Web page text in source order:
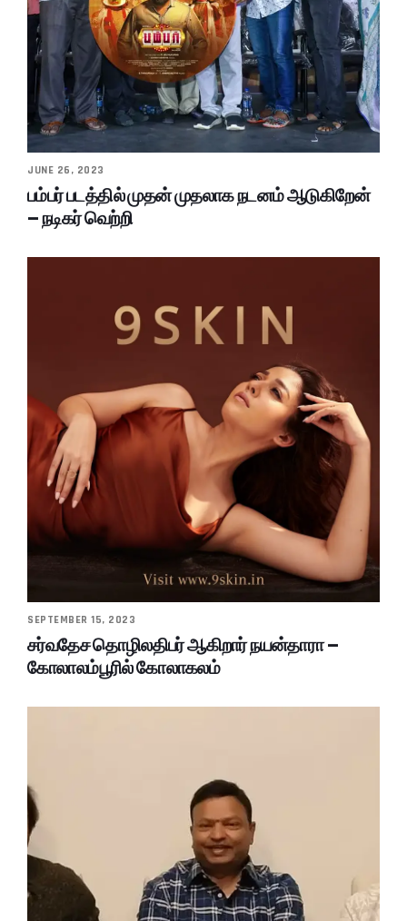
JUNE 26, 2023
பம்பர் படத்தில் முதன் முதலாக நடனம் ஆடுகிறேன்
– நடிகர் வெற்றி
SEPTEMBER 15, 2023
சர்வதேச தொழிலதிபர் ஆகிறார் நயன்தாரா –
கோலாலம்பூரில் கோலாகலம்